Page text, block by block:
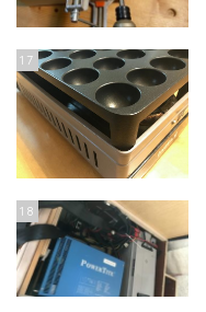
17
18